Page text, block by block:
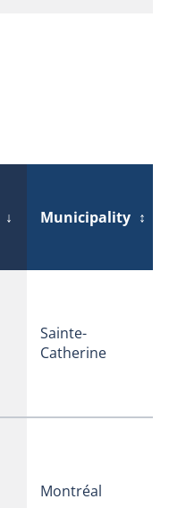
↓ Municipality ↕
Sainte-
Catherine
Montréal